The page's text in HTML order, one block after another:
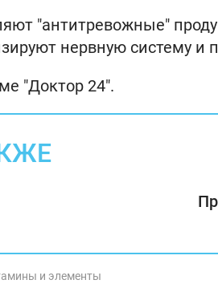
"антитревожные"
нервную систему и
"Доктор 24".
и элементы